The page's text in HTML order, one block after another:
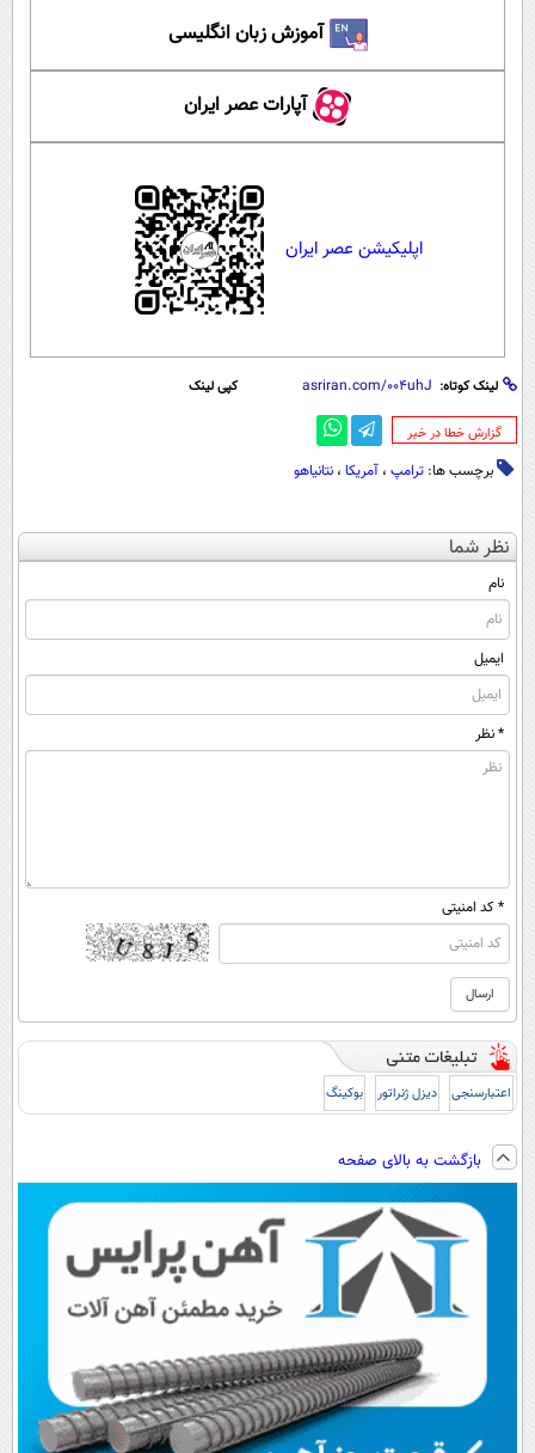
آموزش زبان انگلیسی
آپارات عصر ایران
اپلیکیشن عصر ایران
لینک کوتاه: کپی لینک
‌گزارش خطا در خبر
برچسب ها: ترامپ ، آمریکا ، نتانیاهو
نظر شما
نام
ایمیل
* نظر
* کد امنیتی
اعتبارسنجی دیزل ژنراتور بوکینگ
بازگشت به بالای صفحه